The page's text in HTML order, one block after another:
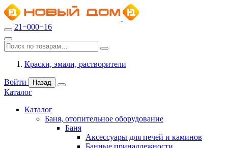
21−000−16
Краски, эмали, растворители
Войти Назад
Каталог
Каталог
Баня, отопительное оборудование
Баня
Аксессуары для печей и каминов
Банные принадлежности